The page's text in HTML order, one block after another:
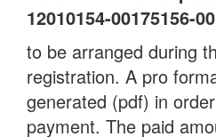
12010154-00175156-
to be arranged during
registration. A pro
generated (pdf) in
payment. The paid